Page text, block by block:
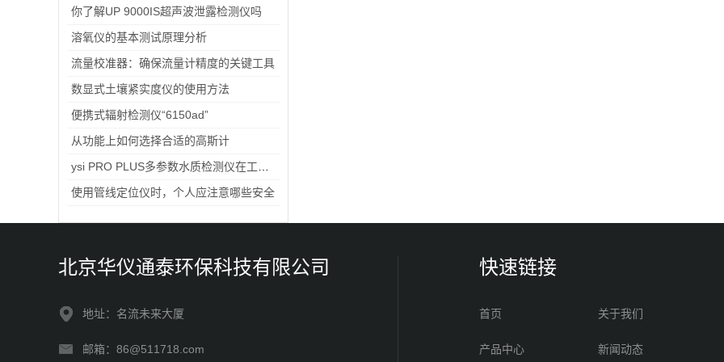
你了解UP 9000IS超声波泄露检测仪吗
溶氧仪的基本测试原理分析
流量校准器：确保流量计精度的关键工具
数显式土壤紧实度仪的使用方法
便携式辐射检测仪“6150ad”
从功能上如何选择合适的高斯计
使用管线定位仪时，个人应注意哪些安全
北京华仪通泰环保科技有限公司
地址：名流未来大厦
邮箱：86@511718.com
快速链接
首页 关于我们
产品中心 新闻动态